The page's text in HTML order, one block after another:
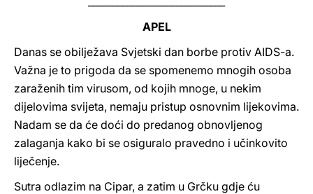
APEL
Danas se obilježava Svjetski dan borbe protiv AIDS-a.
Važna je to prigoda da se spomenemo mnogih osoba
zaraženih tim virusom, od kojih mnoge, u nekim
dijelovima svijeta, nemaju pristup osnovnim lijekovima.
Nadam se da će doći do predanog obnovljenog
zalaganja kako bi se osiguralo pravedno i učinkovito
liječenje.
Sutra odlazim na Cipar, a zatim u Grčku gdje ću